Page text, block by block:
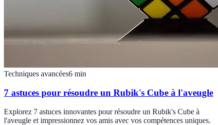
Techniques avancées6 min
7 astuces pour résoudre un Rubik's Cube à l'aveugle
Explorez 7 astuces innovantes pour résoudre un Rubik's Cube à
l'aveugle et impressionnez vos amis avec vos compétences uniques.